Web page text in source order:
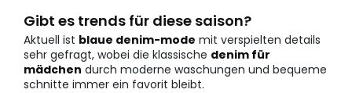
Gibt es trends für diese saison?
Aktuell ist blaue denim-mode mit verspielten details
sehr gefragt, wobei die klassische denim für
mädchen durch moderne waschungen und bequeme
schnitte immer ein favorit bleibt.